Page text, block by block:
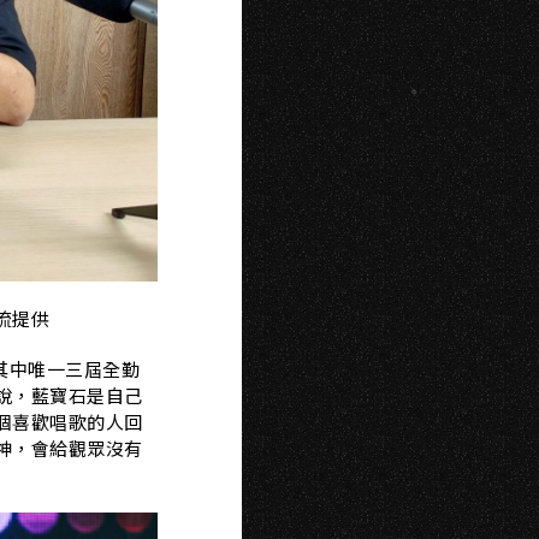
提供
中唯一三屆全勤
，藍寶石是自己
喜歡唱歌的人回
， 會給觀眾沒有